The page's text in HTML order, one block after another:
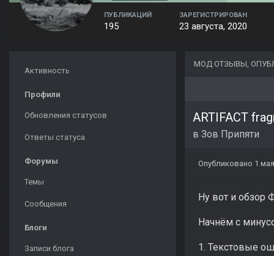
ПУБЛИКАЦИЙ
195
ЗАРЕГИСТРИРОВАН
23 августа, 2020
Активность
Профили
Обновления статусов
Ответы статуса
Форумы
Темы
Сообщения
Блоги
Записи блога
МОД ОТЗЫВЫ,
ARTIFACT
в Зов Припяти
Опубликовано 1
Ну вот и обзор
Начнём с
1. Текстовые